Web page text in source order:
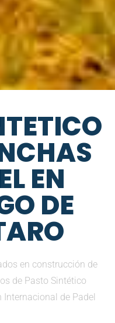
EN
DE
en construcción de
de Pasto Sintético
de Padel